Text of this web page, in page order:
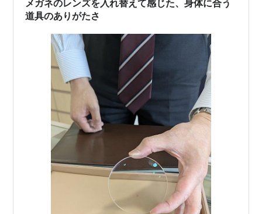
メガネのレンズを入れ替えて感じた、身体に合う
道具のありがたさ